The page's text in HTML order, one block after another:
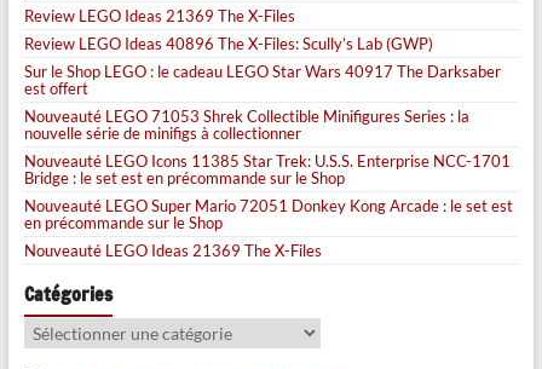
Review LEGO Ideas 21369 The X-Files
Review LEGO Ideas 40896 The X-Files: Scully’s Lab (GWP)
Sur le Shop LEGO : le cadeau LEGO Star Wars 40917 The Darksaber
est offert
Nouveauté LEGO 71053 Shrek Collectible Minifigures Series : la
nouvelle série de minifigs à collectionner
Nouveauté LEGO Icons 11385 Star Trek: U.S.S. Enterprise NCC-1701
Bridge : le set est en précommande sur le Shop
Nouveauté LEGO Super Mario 72051 Donkey Kong Arcade : le set est
en précommande sur le Shop
Nouveauté LEGO Ideas 21369 The X-Files
Catégories
Catégories